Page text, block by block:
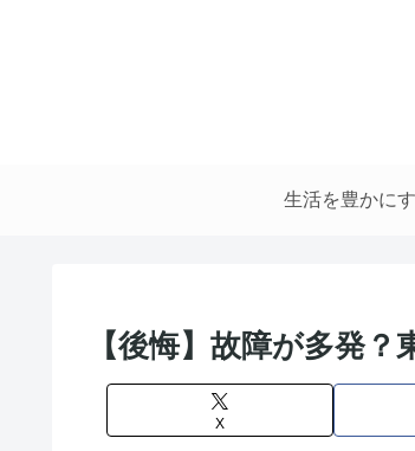
生活を豊かに
【後悔】故障が多発
X